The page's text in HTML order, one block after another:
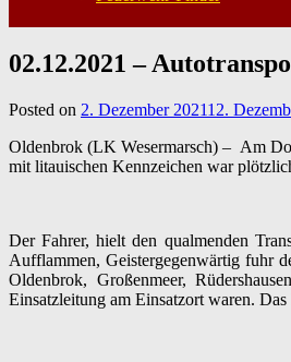
02.12.2021 –
Posted on 2. Dezember 202112.
Oldenbrok (LK Wesermarsch) – Am
mit litauischen Kennzeichen war
Der Fahrer, hielt den qualmenden
Aufflammen, Geistergegenwärtig fuhr
Oldenbrok, Großenmeer,
Einsatzleitung am Einsatzort waren.